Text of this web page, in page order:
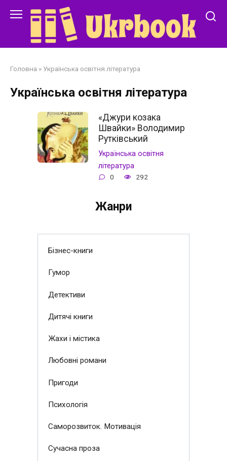
Головна » Українська освітня література
Українська освітня література
«Джури козака
Швайки» Володимир
Рутківський
Українська освітня
література
0 292
Жанри
Бізнес-книги
Гумор
Детективи
Дитячі книги
Жахи і містика
Любовні романи
Пригоди
Психологія
Саморозвиток. Мотивація
Сучасна проза